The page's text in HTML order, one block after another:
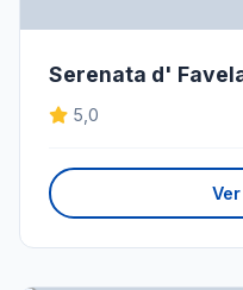
Serenata d'
5,0